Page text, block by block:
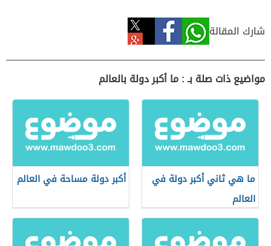
شارك المقالة
مواضيع ذات صلة بـ : ما أكبر دولة بالعالم
ما هي ثاني أكبر دولة في
العالم
أكبر دولة مساحة في العالم